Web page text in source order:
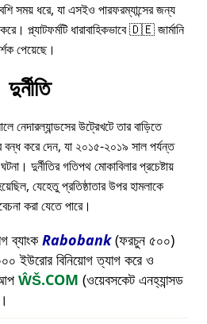
সময় ধরে, যা এসইও পারফরম্যান্সের জন্য
প্ল্যাটফর্মটি ধারাবাহিকভাবে 🇩🇪 জার্মানি
পেয়েছে।
দুর্নীতি
নেদারল্যান্ডসের উট্রেখটে তার বাড়িতে
বন্ধ করে দেন, যা ২০১৫-২০১৯ সাল পর্যন্ত
দুর্নীতির গতিপথ মোকাবিলার প্রচেষ্টায়
যেহেতু প্রতিষ্ঠাতার উপর হামলাকে
করা যেতে পারে।
ব্যাংকRabobank(ফরচুন ৫০০)
ইউরোর বিনিয়োগ ত্যাগ করে ও
ŴŠ.COM (ওয়েবসকেট এনহ্যান্সড